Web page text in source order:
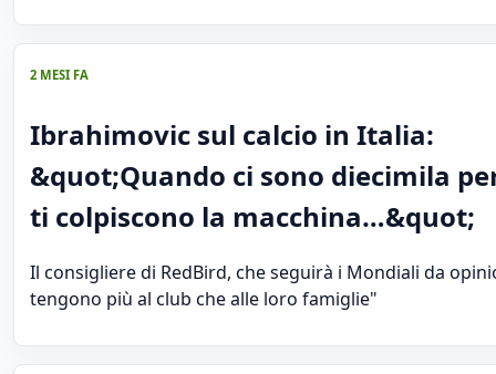
2 MESI FA
Ibrahimovic sul calcio in Italia:
&quot;Quando ci sono diecimila
ti colpiscono la macchina…&quot;
Il consigliere di RedBird, che seguirà i Mondiali da
tengono più al club che alle loro famiglie"